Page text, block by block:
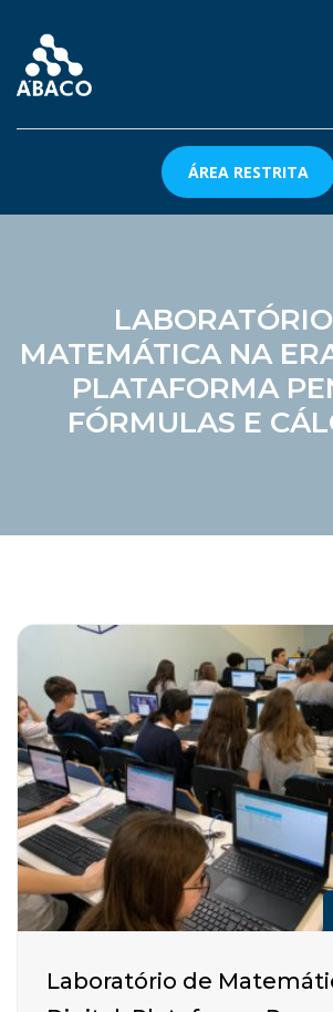
ÁREA RESTRITA
MATEMÁTICA NA
PLATAFORMA
FÓRMULAS E
Laboratório de